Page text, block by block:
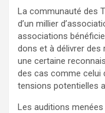
La communauté des
d’un millier
associations
dons et à délivrer des
une certaine
des cas comme celui
tensions potentielles
Les auditions